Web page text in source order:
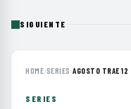
SIGUIENTE
HOME› SERIES ›AGOSTO TRAE
SERIES